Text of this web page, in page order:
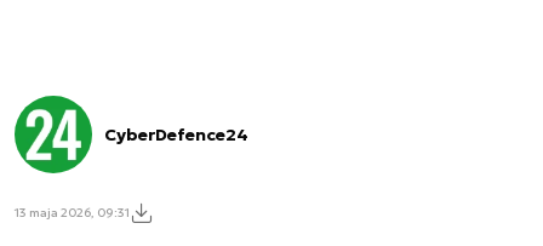
CyberDefence24
13 maja 2026, 09:31